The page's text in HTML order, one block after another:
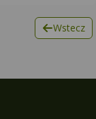
Wstecz